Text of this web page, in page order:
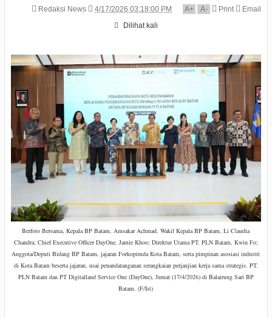
Redaksi News 4/17/2026 03:18:00 PM A+ A- Print
Email
Dilihat kali
Berfoto Bersama, Kepala BP Batam, Amsakar Achmad, Wakil Kepala BP Batam, Li Claudia
Chandra; Chief Executive Officer DayOne, Jamie Khoo; Direktur Utama PT. PLN Batam, Kwin Fo;
Anggota/Deputi Bidang BP Batam, jajaran Forkopimda Kota Batam, serta pimpinan asosiasi industri
di Kota Batam beserta jajaran, usai penandatanganan serangkaian perjanjian kerja sama strategis. PT.
PLN Batam dan PT Digitalland Service One (DayOne), Jumat (17/4/2026) di Balairung Sari BP
Batam. (F/Ist)